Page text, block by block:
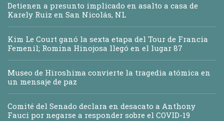
Detienen a presunto implicado en asalto a casa de
Karely Ruiz en San Nicolás, NL
Kim Le Court ganó la sexta etapa del Tour de Francia
Femenil; Romina Hinojosa llegó en el lugar 87
Museo de Hiroshima convierte la tragedia atómica en
un mensaje de paz
Comité del Senado declara en desacato a Anthony
Fauci por negarse a responder sobre el COVID-19